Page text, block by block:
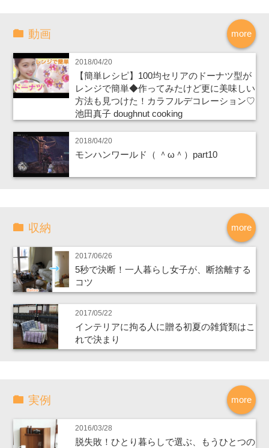
more
動画
2018/04/20
【簡単レシピ】100均セリアのドーナツ型が
レンジで簡単◆作ってみたけど更に美味しい
方法も見つけた！カラフルデコレーション♡
池田真子 doughnut cooking
2018/04/20
モンハンワールド（ ＾ω＾）part10
more
収納
2017/06/26
5秒で決断！一人暮らし女子が、断捨離する
コツ
2017/05/22
インテリアに拘る人に贈る初夏の雑貨類はこ
れで決まり
more
実例
2016/03/28
脱失敗！ひとり暮らしで選ぶ、もうひとつの